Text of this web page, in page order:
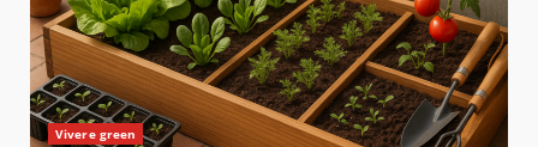
Vivere green